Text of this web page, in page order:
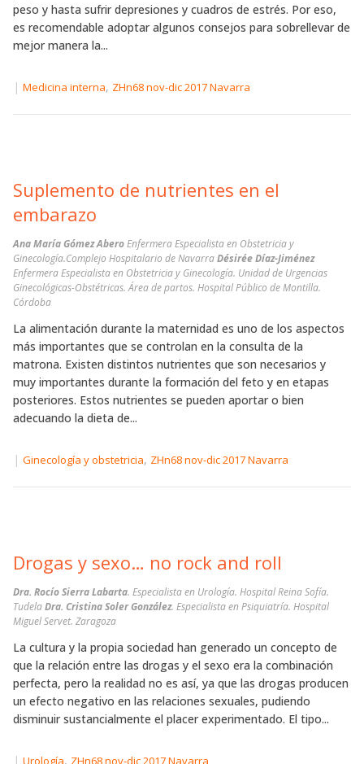
peso y hasta sufrir depresiones y cuadros de estrés. Por eso,
es recomendable adoptar algunos consejos para sobrellevar de
mejor manera la...
| Medicina interna, ZHn68 nov-dic 2017 Navarra
Suplemento de nutrientes en el
embarazo
Ana María Gómez AberoEnfermera Especialista en Obstetricia y
Ginecología.Complejo Hospitalario de NavarraDésirée Díaz-Jiménez
Enfermera Especialista en Obstetricia y Ginecología. Unidad de Urgencias
Ginecológicas-Obstétricas. Área de partos. Hospital Público de Montilla.
Córdoba
La alimentación durante la maternidad es uno de los aspectos
más importantes que se controlan en la consulta de la
matrona. Existen distintos nutrientes que son necesarios y
muy importantes durante la formación del feto y en etapas
posteriores. Estos nutrientes se pueden aportar o bien
adecuando la dieta de...
| Ginecología y obstetricia, ZHn68 nov-dic 2017 Navarra
Drogas y sexo… no rock and roll
Dra. Rocío Sierra Labarta. Especialista en Urología. Hospital Reina Sofía.
TudelaDra. Cristina Soler González. Especialista en Psiquiatría. Hospital
Miguel Servet. Zaragoza
La cultura y la propia sociedad han generado un concepto de
que la relación entre las drogas y el sexo era la combinación
perfecta, pero la realidad no es así, ya que las drogas producen
un efecto negativo en las relaciones sexuales, pudiendo
disminuir sustancialmente el placer experimentado. El tipo...
| Urología, ZHn68 nov-dic 2017 Navarra